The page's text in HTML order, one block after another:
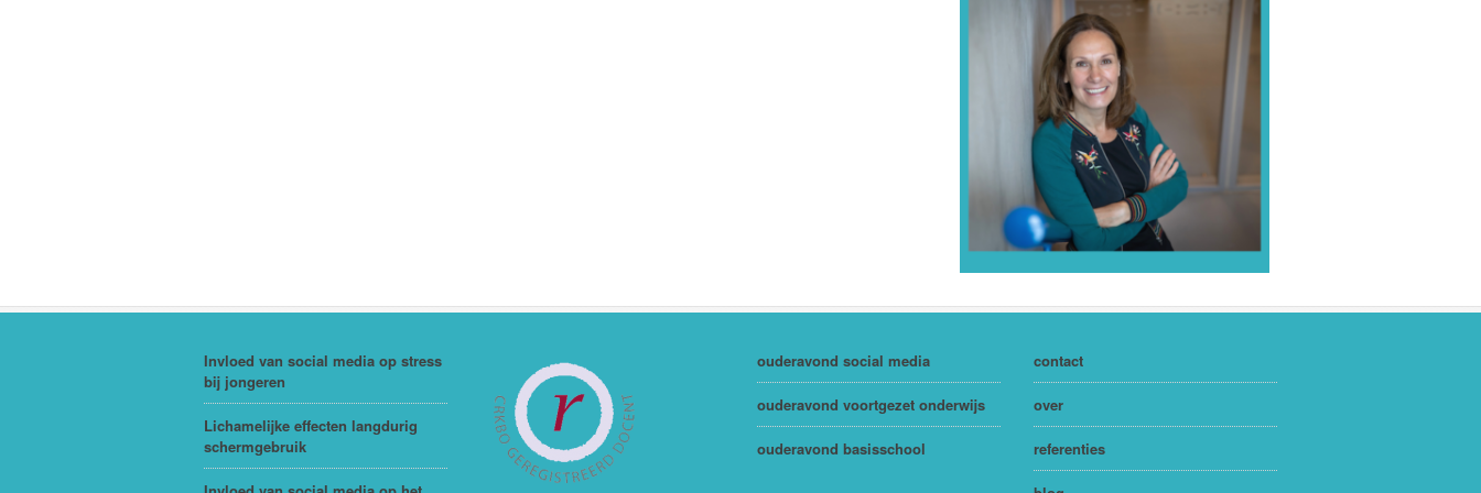
Invloed van social media op stress
bij jongeren
Lichamelijke effecten langdurig
schermgebruik
ouderavond social media
ouderavond voortgezet onderwijs
ouderavond basisschool
contact
over
referenties